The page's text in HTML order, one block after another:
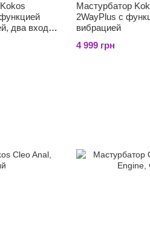
два входа:
Мастурбатор
2WayPlus с
вибрацией
4 999 грн